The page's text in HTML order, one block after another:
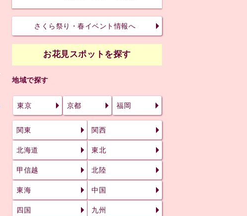
さくら祭り・春イベント情報へ
お花見スポットを探す
地域で探す
東京 京都 福岡
関東 関西
北海道 東北
甲信越 北陸
東海 中国
四国 九州